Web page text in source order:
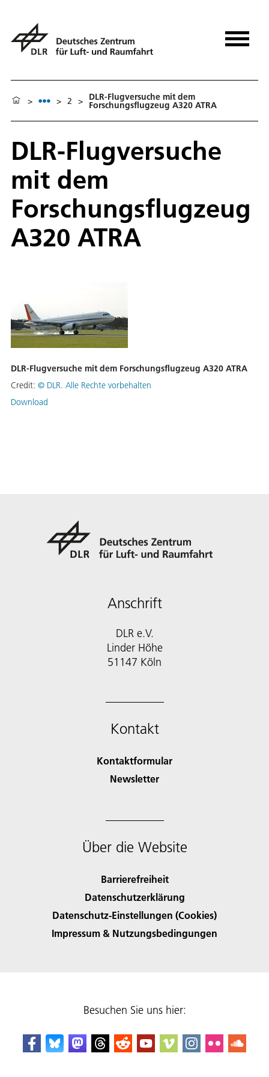
> > 2 > DLR-Flugversuche mit dem
Forschungsflugzeug A320 ATRA
DLR-Flugversuche
mit dem
Forschungsflugzeug
A320 ATRA
DLR-Flugversuche mit dem Forschungsflugzeug A320 ATRA
Credit: © DLR. Alle Rechte vorbehalten
Download
Anschrift
DLR e.V.
Linder Höhe
51147 Köln
Kontakt
Kontaktformular
Newsletter
Über die Website
Barrierefreiheit
Datenschutzerklärung
Datenschutz-Einstellungen (Cookies)
Impressum & Nutzungsbedingungen
Besuchen Sie uns hier: